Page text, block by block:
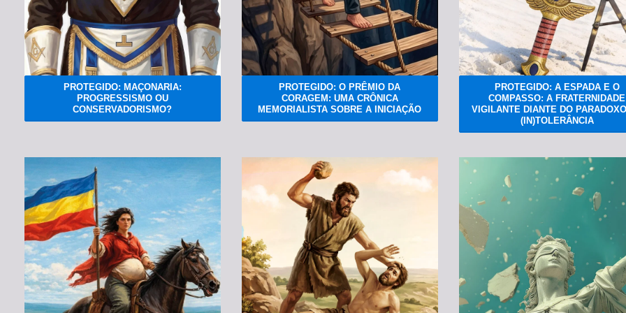
PROTEGIDO: MAÇONARIA:
PROGRESSISMO OU
CONSERVADORISMO?
PROTEGIDO: O PRÊMIO DA
CORAGEM: UMA CRÔNICA
MEMORIALISTA SOBRE A INICIAÇÃO
PROTEGIDO: A ESPADA E O
COMPASSO: A FRATERNIDADE
VIGILANTE DIANTE DO
(IN)TOLERÂNCIA